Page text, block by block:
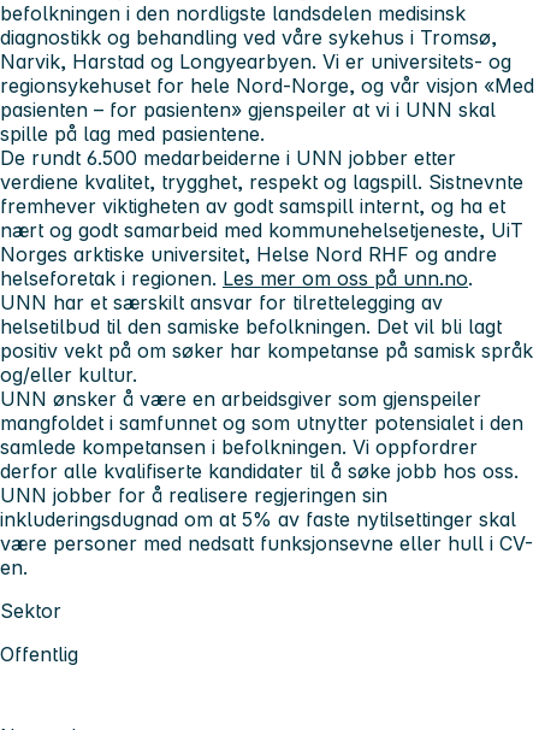
befolkningen i den nordligste landsdelen medisinsk
diagnostikk og behandling ved våre sykehus i Tromsø,
Narvik, Harstad og Longyearbyen. Vi er universitets- og
regionsykehuset for hele Nord-Norge, og vår visjon «Med
pasienten – for pasienten» gjenspeiler at vi i UNN skal
spille på lag med pasientene.
De rundt 6.500 medarbeiderne i UNN jobber etter
verdiene kvalitet, trygghet, respekt og lagspill. Sistnevnte
fremhever viktigheten av godt samspill internt, og ha et
nært og godt samarbeid med kommunehelsetjeneste, UiT
Norges arktiske universitet, Helse Nord RHF og andre
helseforetak i regionen. Les mer om oss på unn.no.
UNN har et særskilt ansvar for tilrettelegging av
helsetilbud til den samiske befolkningen. Det vil bli lagt
positiv vekt på om søker har kompetanse på samisk språk
og/eller kultur.
UNN ønsker å være en arbeidsgiver som gjenspeiler
mangfoldet i samfunnet og som utnytter potensialet i den
samlede kompetansen i befolkningen. Vi oppfordrer
derfor alle kvalifiserte kandidater til å søke jobb hos oss.
UNN jobber for å realisere regjeringen sin
inkluderingsdugnad om at 5% av faste nytilsettinger skal
være personer med nedsatt funksjonsevne eller hull i CV-
en.
Sektor
Offentlig